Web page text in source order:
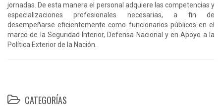
jornadas. De esta manera el personal adquiere las competencias y
especializaciones profesionales necesarias, a fin de
desempeñarse eficientemente como funcionarios públicos en el
marco de la Seguridad Interior, Defensa Nacional y en Apoyo a la
Política Exterior de la Nación.
CATEGORÍAS